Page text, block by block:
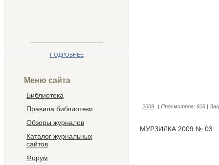
ПОДРОБНЕЕ
Меню сайта
Библиотека
Правила библиотеки
Обзоры журналов
Каталог журнальных
сайтов
Форум
2009 | Просмотров: 928 |
МУРЗИЛКА 2009 № 03